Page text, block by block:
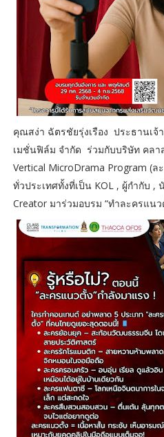
คุณสง่า ฉัตรชัยรุ่งเรือง ประธานเ
เมชั่นฟิล์ม จำกัด ร่วมกับบริษัท คลา
Vertical MicroDrama Program (
ทั่วประเทศทั้งที่เป็น KOL , ผู้กำกับ ,
Creator มาร่วมอบรม “ทำละครแน